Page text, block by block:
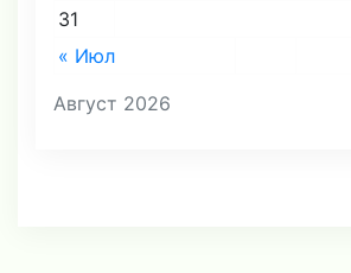
Август 2026
« Июл
31